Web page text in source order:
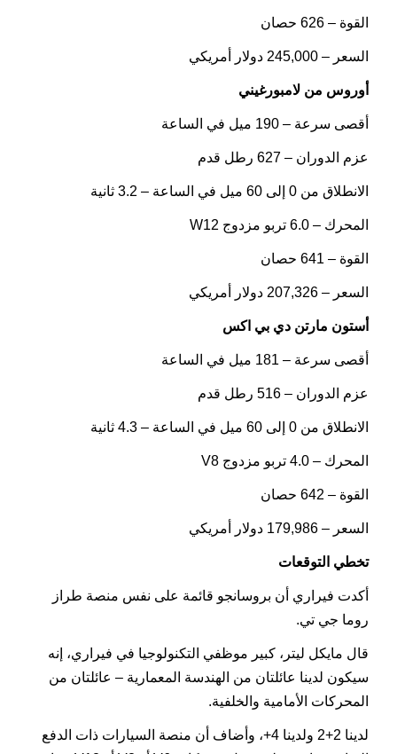
القوة – 626 حصان
السعر – 245,000 دولار أمريكي
أوروس من لامبورغيني
أقصى سرعة – 190 ميل في الساعة
عزم الدوران – 627 رطل قدم
الانطلاق من 0 إلى 60 ميل في الساعة – 3.2 ثانية
المحرك – 6.0 تربو مزدوج W12
القوة – 641 حصان
السعر – 207,326 دولار أمريكي
أستون مارتن دي بي اكس
أقصى سرعة – 181 ميل في الساعة
عزم الدوران – 516 رطل قدم
الانطلاق من 0 إلى 60 ميل في الساعة – 4.3 ثانية
المحرك – 4.0 تربو مزدوج V8
القوة – 642 حصان
السعر – 179,986 دولار أمريكي
تخطي التوقعات
أكدت فيراري أن بروسانجو قائمة على نفس منصة طراز
روما جي تي.
قال مايكل ليتر، كبير موظفي التكنولوجيا في فيراري، إنه
سيكون لدينا عائلتان من الهندسة المعمارية – عائلتان من
المحركات الأمامية والخلفية.
لدينا 2+2 ولدينا 4+، وأضاف أن منصة السيارات ذات الدفع